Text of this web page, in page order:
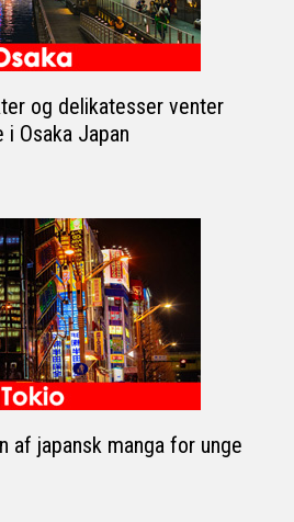
og delikatesser venter
i Osaka Japan
af japansk manga for unge